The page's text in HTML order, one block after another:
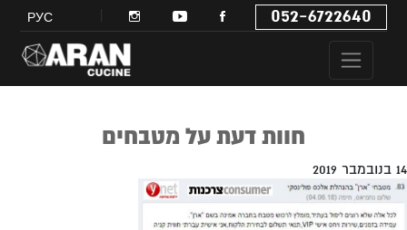
РУС 052-6722640
חוות דעת על מטבחים
14 בנובמבר 2019